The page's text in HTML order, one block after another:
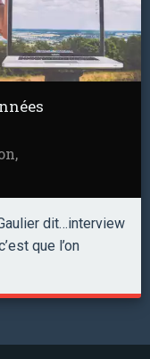
dit…interview
que l’on